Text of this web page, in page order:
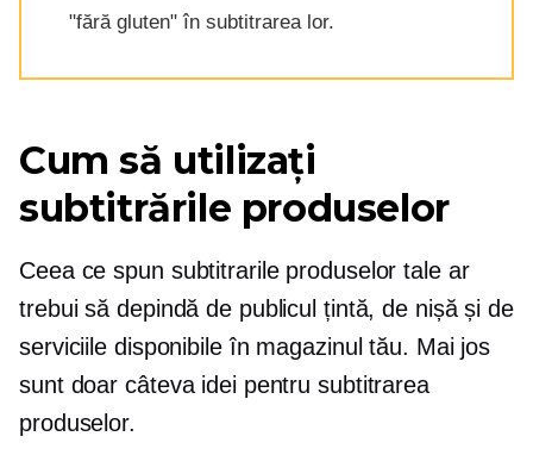
"fără gluten" în subtitrarea lor.
Cum să utilizați
subtitrările produselor
Ceea ce spun subtitrarile produselor tale ar
trebui să depindă de publicul țintă, de nișă și de
serviciile disponibile în magazinul tău. Mai jos
sunt doar câteva idei pentru subtitrarea
produselor.